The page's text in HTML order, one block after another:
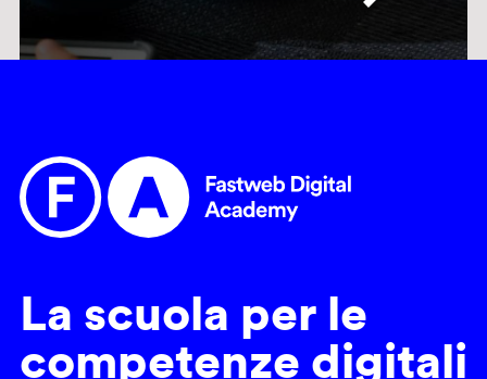
La scuola per le
competenze digitali